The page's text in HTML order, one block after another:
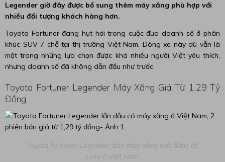
Legender giờ đây được bổ sung thêm máy xăng phù hợp với
nhiều đối tượng khách hàng hơn.
Toyota Fortuner đang hụt hơi trong cuộc đua doanh số ở phân
khúc SUV 7 chỗ tại thị trường Việt Nam. Dòng xe này dù vẫn là
một trong những lựa chọn được khá nhiều người Việt yêu thích,
nhưng doanh số đã không dẫn đầu như trước.
Toyota Fortuner Legender Máy Xăng Giá Từ 1,29 Tỷ
Đồng
Toyota Fortuner Legender bản máy xăng mới được bổ
sung ở Việt Nam.